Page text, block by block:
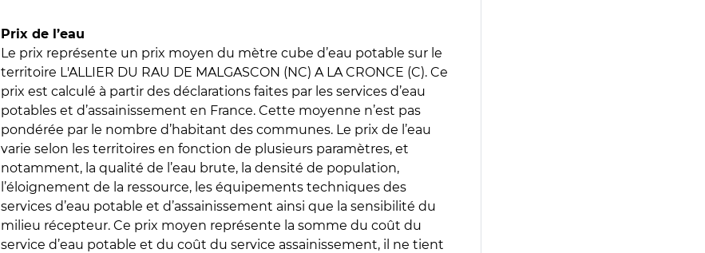
Prix de l’eau
Le prix représente un prix moyen du mètre cube d’eau potable sur le
territoire L'ALLIER DU RAU DE MALGASCON (NC) A LA CRONCE (C). Ce
prix est calculé à partir des déclarations faites par les services d’eau
potables et d’assainissement en France. Cette moyenne n’est pas
pondérée par le nombre d’habitant des communes. Le prix de l’eau
varie selon les territoires en fonction de plusieurs paramètres, et
notamment, la qualité de l’eau brute, la densité de population,
l’éloignement de la ressource, les équipements techniques des
services d’eau potable et d’assainissement ainsi que la sensibilité du
milieu récepteur. Ce prix moyen représente la somme du coût du
service d’eau potable et du coût du service assainissement, il ne tient